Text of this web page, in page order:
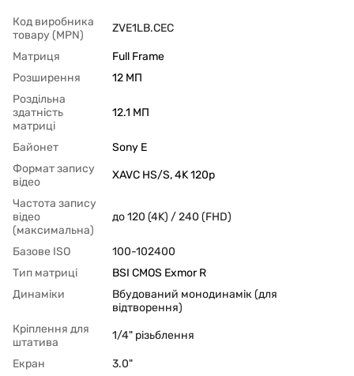
Код виробника
товару (MPN)
ZVE1LB.CEC
Матриця
Full Frame
Розширення
12 МП
Роздільна
здатність
матриці
12.1 МП
Байонет
Sony E
Формат запису
відео
XAVC HS/S, 4K 120p
Частота запису
відео
(максимальна)
до 120 (4K) / 240 (FHD)
Базове ISO
100-102400
Тип матриці
BSI CMOS Exmor R
Динаміки
Вбудований монодинамік (для
відтворення)
Кріплення для
штатива
1/4" різьблення
Екран
3.0"